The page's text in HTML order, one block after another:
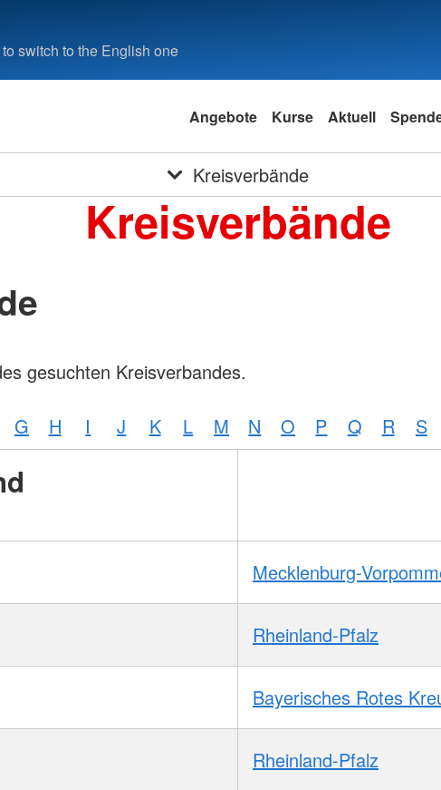
switch to the English one
Angebote Kurse Aktuell
Kreisverbände
Kreisverbände
gesuchten Kreisverbandes.
G H I J K L M N O P Q R S
Mecklenburg-
Rheinland-Pfalz
Bayerisches Rotes
Rheinland-Pfalz